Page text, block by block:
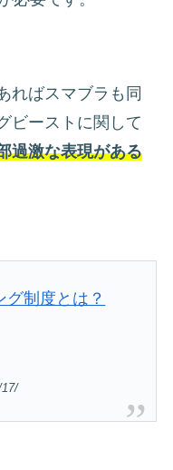
ればスマブラも同
ビーストに関して
過激な表現がある
制度とは？